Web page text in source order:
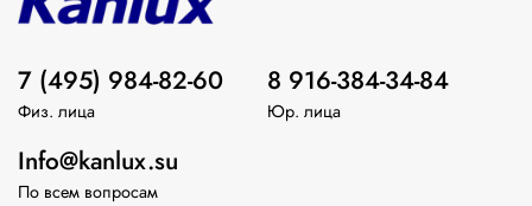
7 (495) 984-82-60
Физ. лица
8 916-384-34-84
Юр. лица
Info@kanlux.su
По всем вопросам